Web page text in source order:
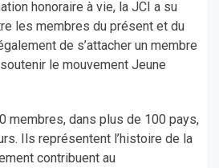
honoraire à vie, la JCI a su
les membres du présent et du
de s’attacher un membre
le mouvement Jeune
membres, dans plus de 100 pays,
Ils représentent l’histoire de la
contribuent au